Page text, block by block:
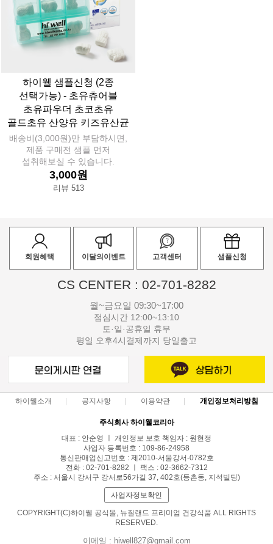
하이웰 샘플신청 (2종
선택가능) - 초유츄어블
초유파우더 초코초유
골드초유 산양유 키즈유산균
배송비(3,000원)만 부담하시면,
제품 구매전 샘플 먼저
섭취해보실 수 있습니다.
3,000원
리뷰 513
회원혜택 이달의이벤트 고객센터 샘플신청
CS CENTER : 02-701-8282
월~금요일 09:30~17:00
점심시간 12:00~13:10
토·일·공휴일 휴무
평일 오후4시결제까지 당일출고
하이웰소개 공지사항 이용약관 개인정보처리방침
주식회사 하이웰코리아
대표 : 안순영 ㅣ 개인정보 보호 책임자 : 원현정
사업자 등록번호 : 109-86-24958
통신판매업신고번호 : 제2010-서울강서-0782호
전화 : 02-701-8282 ㅣ 팩스 : 02-3662-7312
주소 : 서울시 강서구 강서로56가길 37, 402호(등촌동, 지석빌딩)
사업자정보확인
COPYRIGHT(C)하이웰 공식몰, 뉴질랜드 프리미엄 건강식품 ALL RIGHTS
RESERVED.
이메일 : hiwell827@gmail.com